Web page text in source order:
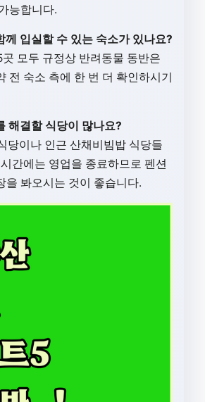
능합니다.
께 입실할 수 있는 숙소가 있나요?
모두 규정상 반려동물 동반은
전 숙소 측에 한 번 더 확인하시기
해결할 식당이 많나요?
당이나 인근 산채비빔밥 식당들
간에는 영업을 종료하므로 펜션
을 봐오시는 것이 좋습니다.